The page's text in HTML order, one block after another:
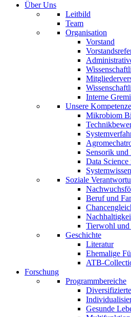
Über Uns
Leitbild
Team
Organisation
Vorstand
Interne
Unsere
Mikrobiom
Sensorik
Data
Soziale
Beruf und
Tierwohl und
Geschichte
Literatur
Ehemalige
ATB-
Forschung
Programmbereiche
Gesunde